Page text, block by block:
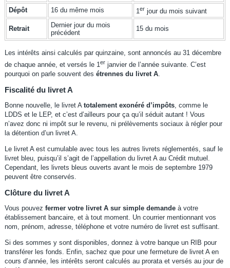
Dépôt
16 du même mois 1er jour du mois suivant
Retrait
Dernier jour du mois
précédent
15 du mois
Les intérêts ainsi calculés par quinzaine, sont annoncés au 31 décembre
de chaque année, et versés le 1er janvier de l’année suivante. C’est
pourquoi on parle souvent des étrennes du livret A.
Fiscalité du livret A
Bonne nouvelle, le livret A totalement exonéré d’impôts, comme le
LDDS et le LEP, et c’est d’ailleurs pour ça qu’il séduit autant ! Vous
n’avez donc ni impôt sur le revenu, ni prélèvements sociaux à régler pour
la détention d’un livret A.
Le livret A est cumulable avec tous les autres livrets réglementés, sauf le
livret bleu, puisqu’il s’agit de l’appellation du livret A au Crédit mutuel.
Cependant, les livrets bleus ouverts avant le mois de septembre 1979
peuvent être conservés.
Clôture du livret A
Vous pouvez fermer votre livret A sur simple demandeà votre
établissement bancaire, et à tout moment. Un courrier mentionnant vos
nom, prénom, adresse, téléphone et votre numéro de livret est suffisant.
Si des sommes y sont disponibles, donnez à votre banque un RIB pour
transférer les fonds. Enfin, sachez que pour une fermeture de livret A en
cours d’année, les intérêts seront calculés au prorata et versés au jour de